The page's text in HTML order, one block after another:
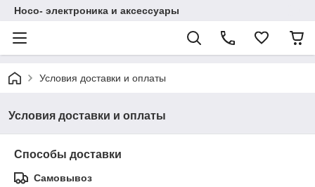
Hoco- электроника и аксессуары
Условия доставки и оплаты
Условия доставки и оплаты
Способы доставки
Самовывоз